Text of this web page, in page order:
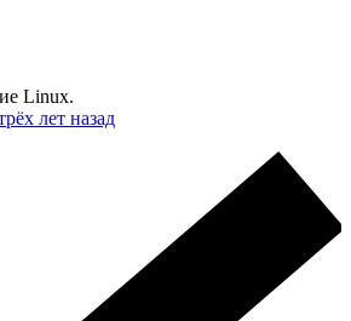
Linux.
лет назад